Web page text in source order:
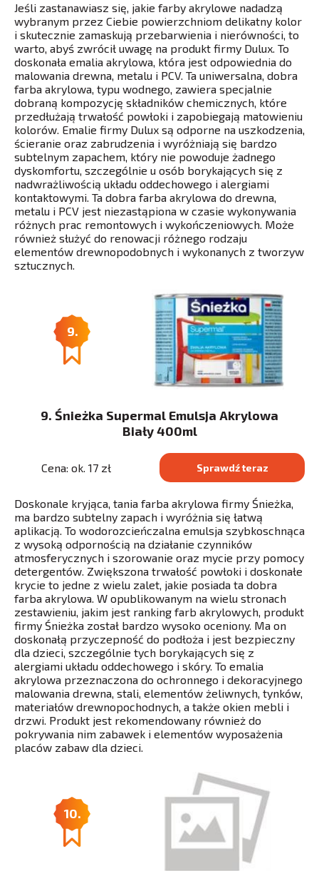
Jeśli zastanawiasz się, jakie farby akrylowe nadadzą
wybranym przez Ciebie powierzchniom delikatny kolor
i skutecznie zamaskują przebarwienia i nierówności, to
warto, abyś zwrócił uwagę na produkt firmy Dulux. To
doskonała emalia akrylowa, która jest odpowiednia do
malowania drewna, metalu i PCV. Ta uniwersalna, dobra
farba akrylowa, typu wodnego, zawiera specjalnie
dobraną kompozycję składników chemicznych, które
przedłużają trwałość powłoki i zapobiegają matowieniu
kolorów. Emalie firmy Dulux są odporne na uszkodzenia,
ścieranie oraz zabrudzenia i wyróżniają się bardzo
subtelnym zapachem, który nie powoduje żadnego
dyskomfortu, szczególnie u osób borykających się z
nadwrażliwością układu oddechowego i alergiami
kontaktowymi. Ta dobra farba akrylowa do drewna,
metalu i PCV jest niezastąpiona w czasie wykonywania
różnych prac remontowych i wykończeniowych. Może
również służyć do renowacji różnego rodzaju
elementów drewnopodobnych i wykonanych z tworzyw
sztucznych.
9.
9. Śnieżka Supermal Emulsja Akrylowa
Biały 400ml
Cena: ok. 17 zł Sprawdź teraz
Doskonale kryjąca, tania farba akrylowa firmy Śnieżka,
ma bardzo subtelny zapach i wyróżnia się łatwą
aplikacją. To wodorozcieńczalna emulsja szybkoschnąca
z wysoką odpornością na działanie czynników
atmosferycznych i szorowanie oraz mycie przy pomocy
detergentów. Zwiększona trwałość powłoki i doskonałe
krycie to jedne z wielu zalet, jakie posiada ta dobra
farba akrylowa. W opublikowanym na wielu stronach
zestawieniu, jakim jest ranking farb akrylowych, produkt
firmy Śnieżka został bardzo wysoko oceniony. Ma on
doskonałą przyczepność do podłoża i jest bezpieczny
dla dzieci, szczególnie tych borykających się z
alergiami układu oddechowego i skóry. To emalia
akrylowa przeznaczona do ochronnego i dekoracyjnego
malowania drewna, stali, elementów żeliwnych, tynków,
materiałów drewnopochodnych, a także okien mebli i
drzwi. Produkt jest rekomendowany również do
pokrywania nim zabawek i elementów wyposażenia
placów zabaw dla dzieci.
10.